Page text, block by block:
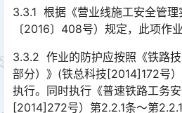
3.3.1 根据《营业线施工安全管
〔2016〕408号）规定，此项作
3.3.2 作业的防护应按照《铁路
部分）》(铁总科技[2014]172号
执行。同时执行《普速铁路工务
[2014]272号）第2.2.1条～第